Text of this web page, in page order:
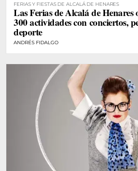
FERIAS Y FIESTAS DE ALCALÁ DE HENARES
Las Ferias de Alcalá de Henares
300 actividades con conciertos,
deporte
ANDRÉS FIDALGO